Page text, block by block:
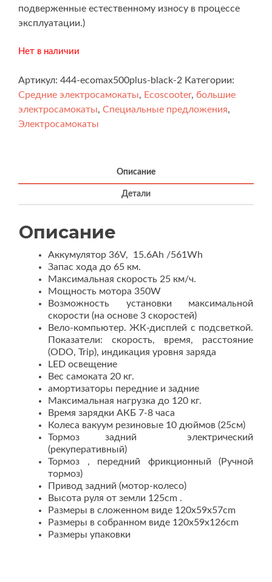
подверженные естественному износу в процессе
эксплуатации.)
Нет в наличии
Артикул: 444-ecomax500plus-black-2 Категории:
Cредние электросамокаты, Ecoscooter, большие
электросамокаты, Специальные предложения,
Электросамокаты
Описание
Детали
Описание
Аккумулятор 36V, 15.6Ah /561Wh
Запас хода до 65 км.
Максимальная скорость 25 км/ч.
Мощность мотора 350W
Возможность установки максимальной
скорости (на основе 3 скоростей)
Вело-компьютер. ЖК-дисплей с подсветкой.
Показатели: скорость, время, расстояние
(ODO, Trip), индикация уровня заряда
LED освещение
Вес самоката 20 кг.
амортизаторы передние и задние
Максимальная нагрузка до 120 кг.
Время зарядки АКБ 7-8 часа
Колеса вакуум резиновые 10 дюймов (25см)
Тормоз задний электрический
(рекуперативный)
Тормоз , передний фрикционный (Ручной
тормоз)
Привод задний (мотор-колесо)
Высота руля от земли 125cm .
Размеры в сложенном виде 120x59x57cm
Размеры в собранном виде 120x59x126cm
Размеры упаковки